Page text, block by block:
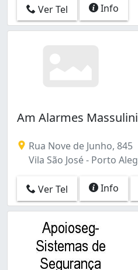
Ver Tel Info
Am Alarmes
Rua Nove de Junho, 845
Vila São José - Porto
Ver Tel Info